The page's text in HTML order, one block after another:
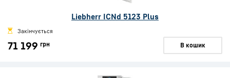
Liebherr ICNd 5123 Plus
Закінчується
71 199 грн В кошик